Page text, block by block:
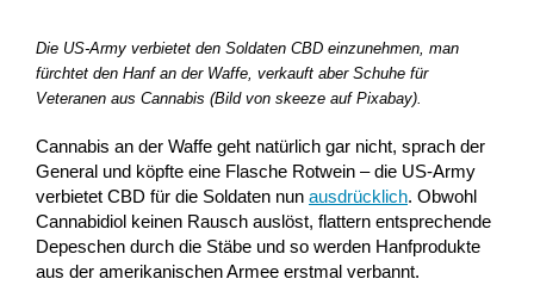
Die US-Army verbietet den Soldaten CBD einzunehmen, man
fürchtet den Hanf an der Waffe, verkauft aber Schuhe für
Veteranen aus Cannabis (Bild von skeeze auf Pixabay).
Cannabis an der Waffe geht natürlich gar nicht, sprach der
General und köpfte eine Flasche Rotwein – die US-Army
verbietet CBD für die Soldaten nun ausdrücklich. Obwohl
Cannabidiol keinen Rausch auslöst, flattern entsprechende
Depeschen durch die Stäbe und so werden Hanfprodukte
aus der amerikanischen Armee erstmal verbannt.